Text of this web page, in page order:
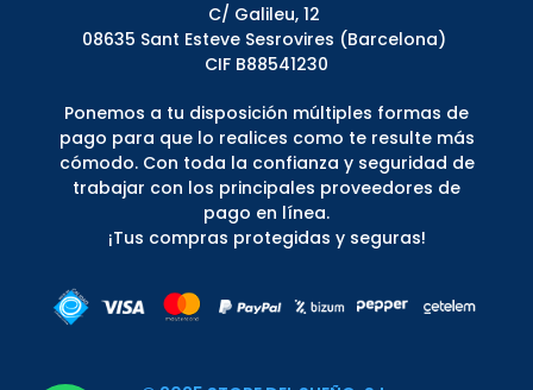
C/ Galileu, 12
08635 Sant Esteve Sesrovires (Barcelona)
CIF B88541230
Ponemos a tu disposición múltiples formas de
pago para que lo realices como te resulte más
cómodo. Con toda la confianza y seguridad de
trabajar con los principales proveedores de
pago en línea.
¡Tus compras protegidas y seguras!